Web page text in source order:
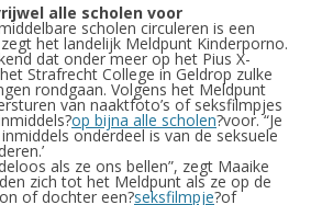
alle scholen voor
scholen circuleren is een
het landelijk Meldpunt Kinderporno.
dat onder meer op het Pius X-
Strafrecht College in Geldrop zulke
rondgaan. Volgens het Meldpunt
van naaktfoto’s of seksfilmpjes
op bijna alle scholen?voor. “Je
onderdeel is van de seksuele
als ze ons bellen”, zegt Maaike
zich tot het Meldpunt als ze op de
of dochter een?seksfilmpje?of